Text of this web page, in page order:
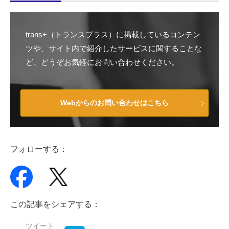
trans+（トランスプラス）に掲載しているコンテン
ツや、サイト内で紹介したサービスに関することな
ど、どうぞお気軽にお問い合わせください。
Webからのお問い合わせはこちら
フォローする：
この記事をシェアする：
ツイート